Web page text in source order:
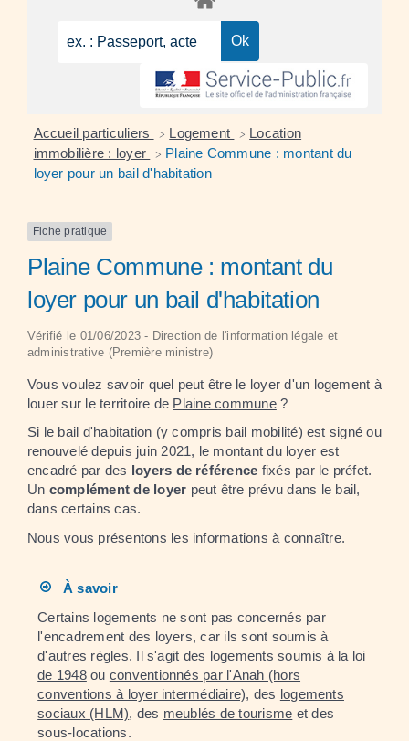
Accueil particuliers > Logement > Location
immobilière : loyer
> Plaine Commune : montant du
loyer pour un bail d'habitation
Fiche pratique
Plaine Commune : montant du
loyer pour un bail d'habitation
Vérifié le 01/06/2023 - Direction de l'information légale et
administrative (Première ministre)
Vous voulez savoir quel peut être le loyer d'un logement à
louer sur le territoire de Plaine commune?
Si le bail d'habitation (y compris bail mobilité) est signé ou
renouvelé depuis juin 2021, le montant du loyer est
encadré par des loyers de référence fixés par le préfet.
Un complément de loyer peut être prévu dans le bail,
dans certains cas.
Nous vous présentons les informations à connaître.
À savoir
Certains logements ne sont pas concernés par
l'encadrement des loyers, car ils sont soumis à
d'autres règles. Il s'agit des logements soumis à la loi
de 1948ou conventionnés par l'Anah (hors
conventions à loyer intermédiaire), des logements
sociaux (HLM), des meublés de tourisme et des
sous-locations.